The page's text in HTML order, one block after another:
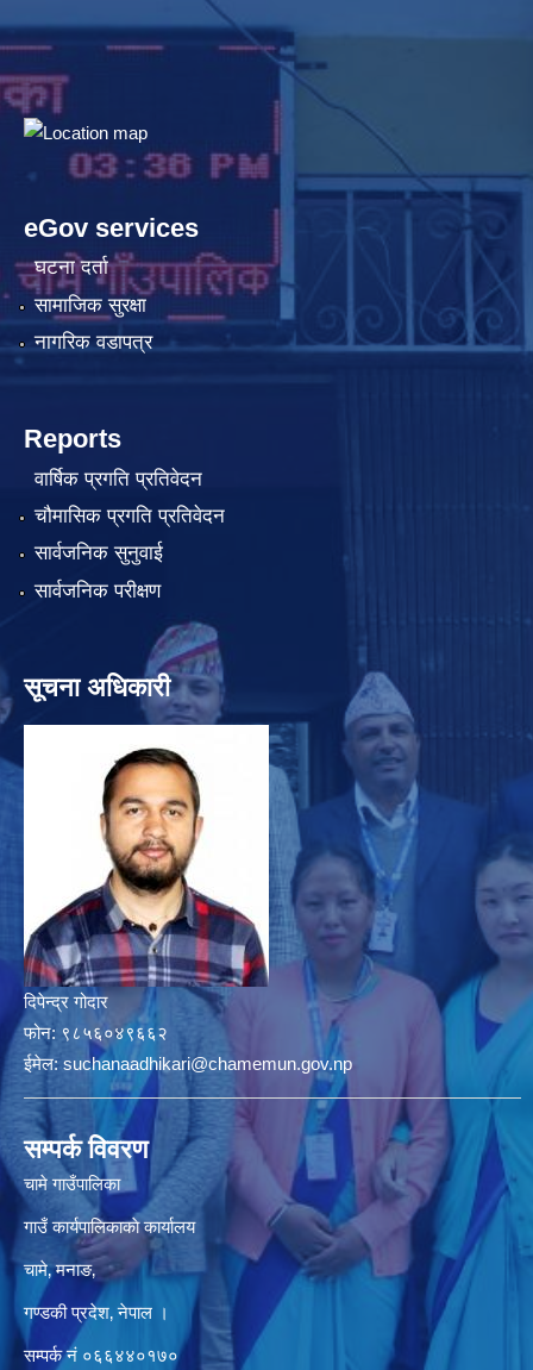
eGov services
घटना दर्ता
सामाजिक सुरक्षा
नागरिक वडापत्र
Reports
वार्षिक प्रगति प्रतिवेदन
चौमासिक प्रगति प्रतिवेदन
सार्वजनिक सुनुवाई
सार्वजनिक परीक्षण
सूचना अधिकारी
दिपेन्द्र गोदार
फोन: ९८५६०४९६६२
ईमेल: suchanaadhikari@chamemun.gov.np
सम्पर्क विवरण
चामे गाउँपालिका
गाउँ कार्यपालिकाकाे कार्यालय
चामे‚ मनाङ‚
गण्डकी प्रदेश‚ नेपाल ।
सम्पर्क न‌ं‍ ०६६४४०१७०